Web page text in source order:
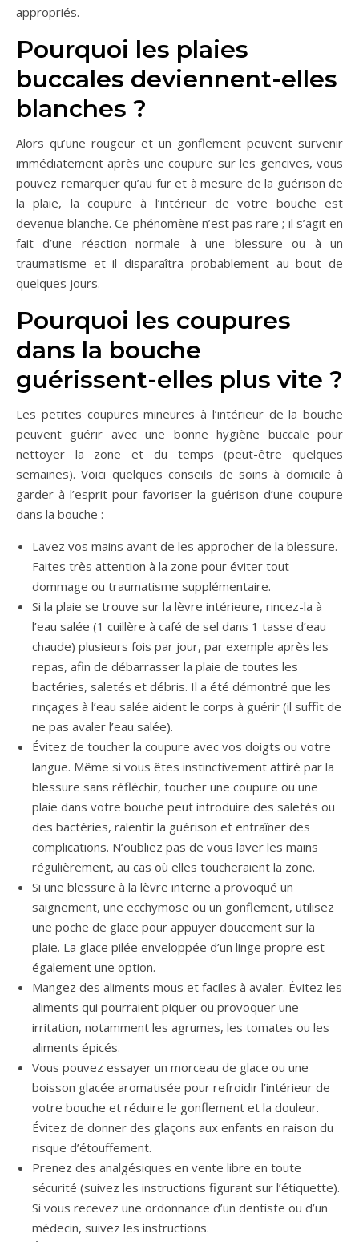
appropriés.
Pourquoi les plaies
buccales deviennent-elles
blanches ?
Alors qu’une rougeur et un gonflement peuvent survenir
immédiatement après une coupure sur les gencives, vous
pouvez remarquer qu’au fur et à mesure de la guérison de
la plaie, la coupure à l’intérieur de votre bouche est
devenue blanche. Ce phénomène n’est pas rare ; il s’agit en
fait d’une réaction normale à une blessure ou à un
traumatisme et il disparaîtra probablement au bout de
quelques jours.
Pourquoi les coupures
dans la bouche
guérissent-elles plus vite ?
Les petites coupures mineures à l’intérieur de la bouche
peuvent guérir avec une bonne hygiène buccale pour
nettoyer la zone et du temps (peut-être quelques
semaines). Voici quelques conseils de soins à domicile à
garder à l’esprit pour favoriser la guérison d’une coupure
dans la bouche :
Lavez vos mains avant de les approcher de la blessure.
Faites très attention à la zone pour éviter tout
dommage ou traumatisme supplémentaire.
Si la plaie se trouve sur la lèvre intérieure, rincez-la à
l’eau salée (1 cuillère à café de sel dans 1 tasse d’eau
chaude) plusieurs fois par jour, par exemple après les
repas, afin de débarrasser la plaie de toutes les
bactéries, saletés et débris. Il a été démontré que les
rinçages à l’eau salée aident le corps à guérir (il suffit de
ne pas avaler l’eau salée).
Évitez de toucher la coupure avec vos doigts ou votre
langue. Même si vous êtes instinctivement attiré par la
blessure sans réfléchir, toucher une coupure ou une
plaie dans votre bouche peut introduire des saletés ou
des bactéries, ralentir la guérison et entraîner des
complications. N’oubliez pas de vous laver les mains
régulièrement, au cas où elles toucheraient la zone.
Si une blessure à la lèvre interne a provoqué un
saignement, une ecchymose ou un gonflement, utilisez
une poche de glace pour appuyer doucement sur la
plaie. La glace pilée enveloppée d’un linge propre est
également une option.
Mangez des aliments mous et faciles à avaler. Évitez les
aliments qui pourraient piquer ou provoquer une
irritation, notamment les agrumes, les tomates ou les
aliments épicés.
Vous pouvez essayer un morceau de glace ou une
boisson glacée aromatisée pour refroidir l’intérieur de
votre bouche et réduire le gonflement et la douleur.
Évitez de donner des glaçons aux enfants en raison du
risque d’étouffement.
Prenez des analgésiques en vente libre en toute
sécurité (suivez les instructions figurant sur l’étiquette).
Si vous recevez une ordonnance d’un dentiste ou d’un
médecin, suivez les instructions.